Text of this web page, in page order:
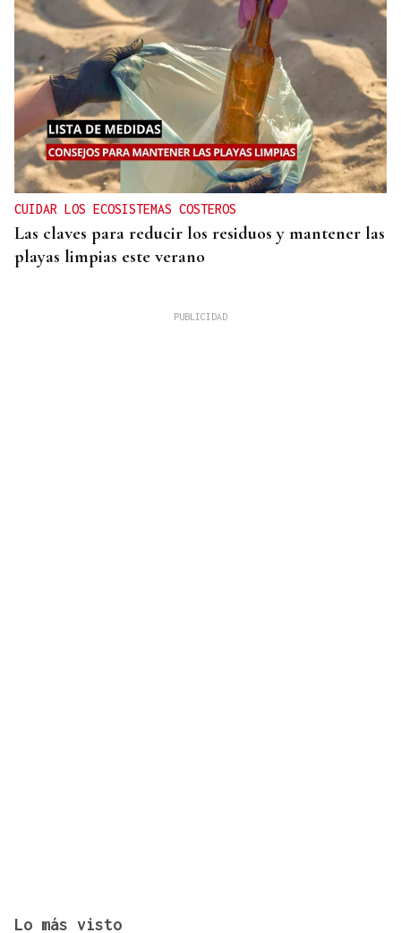
CUIDAR LOS ECOSISTEMAS COSTEROS
Las claves para reducir los residuos y mantener las
playas limpias este verano
Lo más visto